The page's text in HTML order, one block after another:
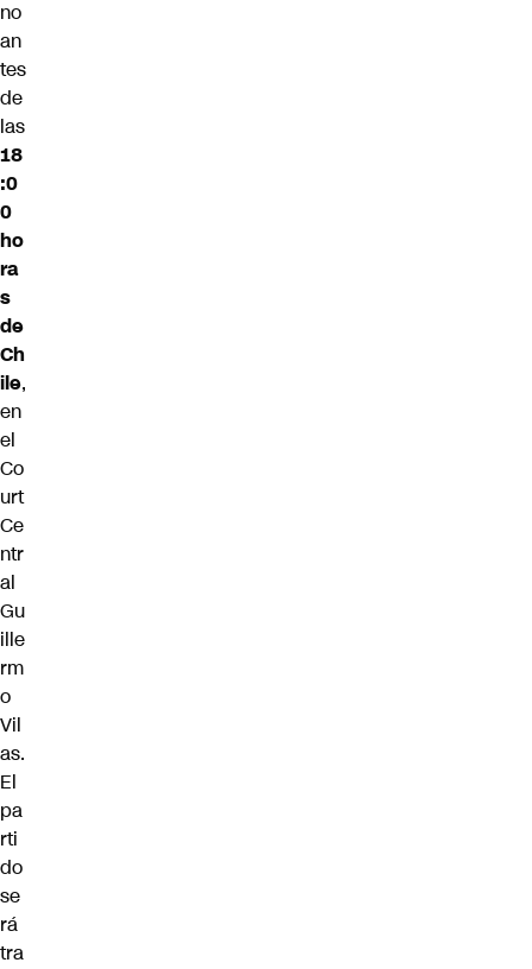
no
an
tes
de
las
18
:0
0
ho
ra
s
de
Ch
ile,
en
el
Co
urt
Ce
ntr
al
Gu
ille
rm
o
Vil
as.
El
pa
rti
do
se
rá
tra